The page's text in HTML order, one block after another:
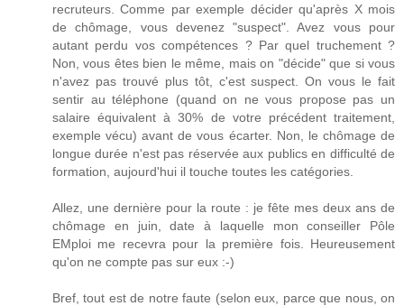
recruteurs. Comme par exemple décider qu'après X mois
de chômage, vous devenez "suspect". Avez vous pour
autant perdu vos compétences ? Par quel truchement ?
Non, vous êtes bien le même, mais on "décide" que si vous
n'avez pas trouvé plus tôt, c'est suspect. On vous le fait
sentir au téléphone (quand on ne vous propose pas un
salaire équivalent à 30% de votre précédent traitement,
exemple vécu) avant de vous écarter. Non, le chômage de
longue durée n'est pas réservée aux publics en difficulté de
formation, aujourd'hui il touche toutes les catégories.
Allez, une dernière pour la route : je fête mes deux ans de
chômage en juin, date à laquelle mon conseiller Pôle
EMploi me recevra pour la première fois. Heureusement
qu'on ne compte pas sur eux :-)
Bref, tout est de notre faute (selon eux, parce que nous, on